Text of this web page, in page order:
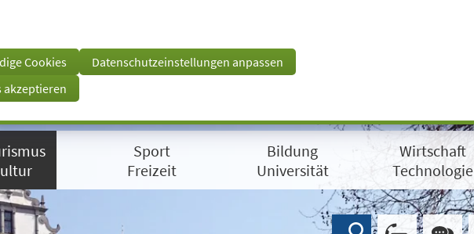
Cookies
Datenschutzeinstellungen anpassen
akzeptieren
Sport
Freizeit
Bildung
Universität
Wirtschaft
Technologie